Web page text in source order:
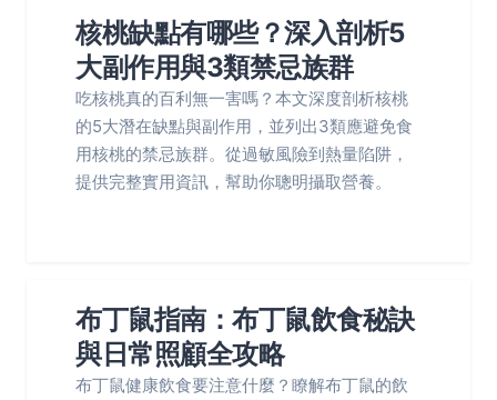
核桃缺點有哪些？深入剖析5
大副作用與3類禁忌族群
吃核桃真的百利無一害嗎？本文深度剖析核桃
的5大潛在缺點與副作用，並列出3類應避免食
用核桃的禁忌族群。從過敏風險到熱量陷阱，
提供完整實用資訊，幫助你聰明攝取營養。
布丁鼠指南：布丁鼠飲食秘訣
與日常照顧全攻略
布丁鼠健康飲食要注意什麼？瞭解布丁鼠的飲